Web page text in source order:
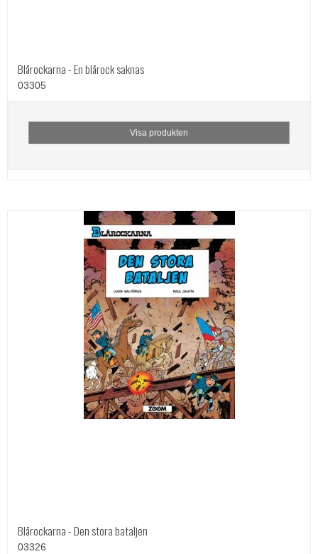
Blårockarna - En blårock saknas
03305
Visa produkten
Blårockarna - Den stora bataljen
03326